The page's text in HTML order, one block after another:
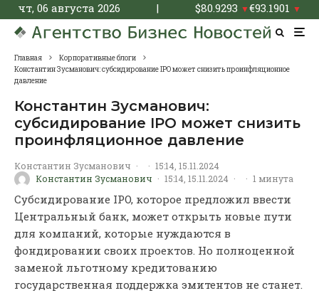
чт, 06 августа 2026 | $80.9293 ▼€93.1901 ▼
Главная
Корпоративные блоги
Константин Зусманович: субсидирование IPO может снизить проинфляционное
давление
Константин Зусманович:
субсидирование IPO может снизить
проинфляционное давление
Константин Зусманович · · 15:14, 15.11.2024
Константин Зусманович · 15:14, 15.11.2024 · · 1 минута
Субсидирование IPO, которое предложил ввести
Центральный банк, может открыть новые пути
для компаний, которые нуждаются в
фондировании своих проектов. Но полноценной
заменой льготному кредитованию
государственная поддержка эмитентов не станет.